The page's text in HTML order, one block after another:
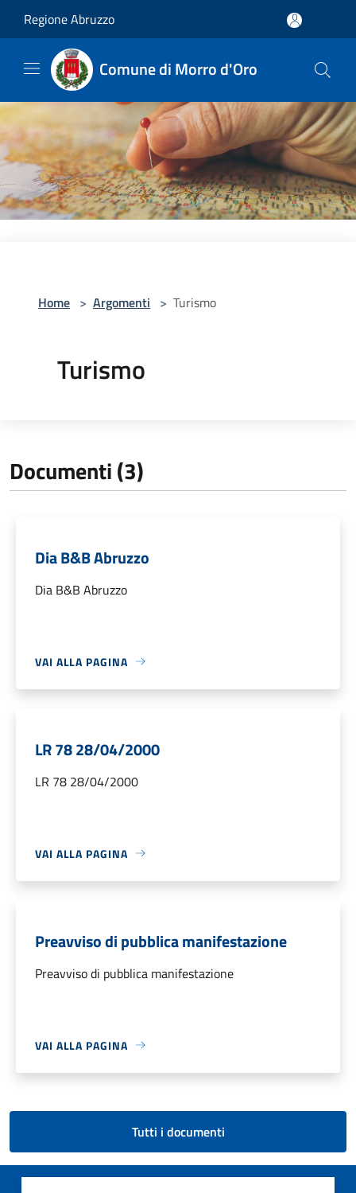
Regione Abruzzo
Comune di Morro d'Oro
Home > Argomenti > Turismo
Turismo
Documenti (3)
Dia B&B Abruzzo
Dia B&B Abruzzo
VAI ALLA PAGINA
LR 78 28/04/2000
LR 78 28/04/2000
VAI ALLA PAGINA
Preavviso di pubblica manifestazione
Preavviso di pubblica manifestazione
VAI ALLA PAGINA
Tutti i documenti